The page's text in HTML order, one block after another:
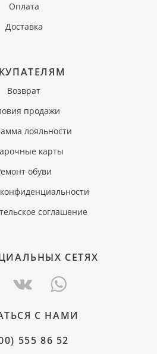
Оплата
Доставка
Возврат
продажи
лояльности
карты
обуви
соглашение
СЕТЯХ
С НАМИ
555 86 52